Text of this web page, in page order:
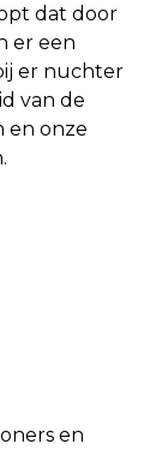
dat door
er een
er nuchter
van de
en onze
en